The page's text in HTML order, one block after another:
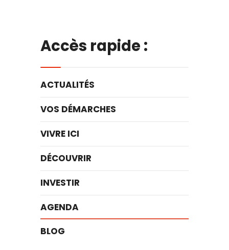
Accès rapide :
ACTUALITÉS
VOS DÉMARCHES
VIVRE ICI
DÉCOUVRIR
INVESTIR
AGENDA
BLOG